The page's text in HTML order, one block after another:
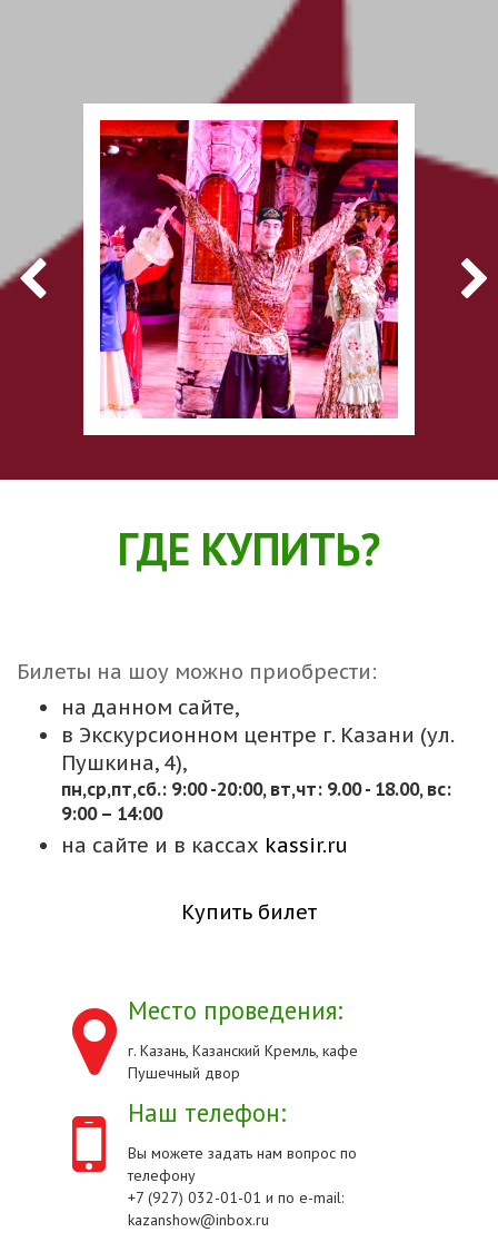
ГДЕ КУПИТЬ?
Билеты на шоу можно приобрести:
на данном сайте,
в Экскурсионном центре г. Казани (ул.
Пушкина, 4),
пн,cр,пт,сб.: 9:00 -20:00, вт,чт: 9.00 - 18.00, вс:
9:00 – 14:00
на сайте и в кассах kassir.ru
Купить билет
Место проведения:
г. Казань, Казанский Кремль, кафе
Пушечный двор
Наш телефон:
Вы можете задать нам вопрос по
телефону
+7 (927) 032-01-01 и по e-mail:
kazanshow@inbox.ru